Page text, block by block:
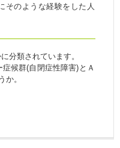
そのような経験をした人
分類されています。
候群(自閉症性障害)とＡ
か。